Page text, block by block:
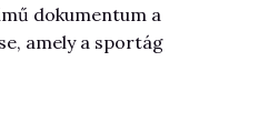
dokumentum a
amely a sportág